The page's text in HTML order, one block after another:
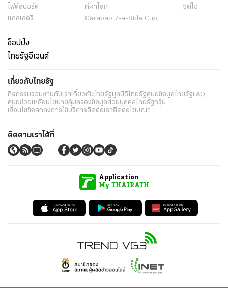
ไฟต์สปอร์ต
กีฬาโลก
วิดีโอ
แกลเลอรี่
Carabao 7-a-Side Cup
ช็อปปิ้ง
ไทยรัฐอีเวนต์
เกี่ยวกับไทยรัฐ
กิจกรรมร่วมงานกับเราเกี่ยวกับไทยรัฐมูลนิธิไทยรัฐศูนย์ข้อมูลไทยรัฐFAQ
ศูนย์ช่วยเหลือนโยบายคุ้มครองข้อมูลส่วนบุคคลไทยรัฐกรุ๊ป
เงื่อนไขข้อตกลงการใช้บริการติดต่อเราติดต่อโฆษณา
ติดตามเราได้ที่
Application
My THAIRATH